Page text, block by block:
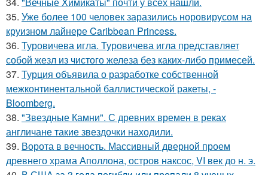
35. Уже более 100 человек заразились норовирусом на
круизном лайнере Caribbean Princess.
36. Туровичева игла. Туровичева игла представляет
собой жезл из чистого железа без каких-либо примесей.
37. Турция объявила о разработке собственной
межконтинентальной баллистической ракеты, -
Bloomberg.
38. "Звездные Камни". С древних времен в реках
англичане такие звездочки находили.
39. Ворота в вечность. Массивный дверной проем
древнего храма Аполлона, остров наксос, VI век до н. э.